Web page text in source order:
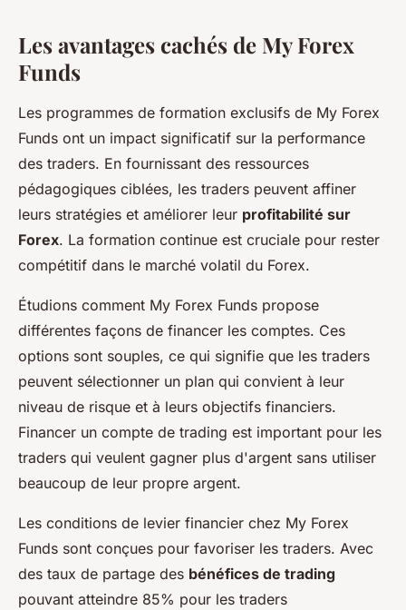
Les avantages cachés de My Forex
Funds
Les programmes de formation exclusifs de My Forex
Funds ont un impact significatif sur la performance
des traders. En fournissant des ressources
pédagogiques ciblées, les traders peuvent affiner
leurs stratégies et améliorer leur profitabilité sur
Forex. La formation continue est cruciale pour rester
compétitif dans le marché volatil du Forex.
Étudions comment My Forex Funds propose
différentes façons de financer les comptes. Ces
options sont souples, ce qui signifie que les traders
peuvent sélectionner un plan qui convient à leur
niveau de risque et à leurs objectifs financiers.
Financer un compte de trading est important pour les
traders qui veulent gagner plus d'argent sans utiliser
beaucoup de leur propre argent.
Les conditions de levier financier chez My Forex
Funds sont conçues pour favoriser les traders. Avec
des taux de partage des bénéfices de trading
pouvant atteindre 85% pour les traders